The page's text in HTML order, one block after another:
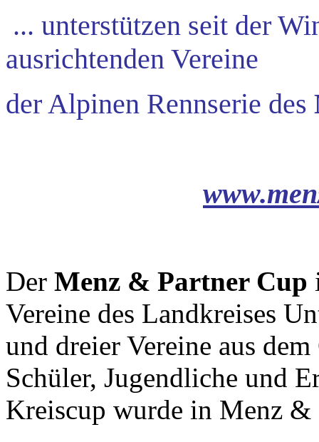
... unterstützen seit der
ausrichtenden Vereine
der Alpinen Rennserie des
Der Menz & Partner Cup
Vereine des Landkreises
und dreier Vereine aus
Schüler, Jugendliche und
Kreiscup wurde in Menz &